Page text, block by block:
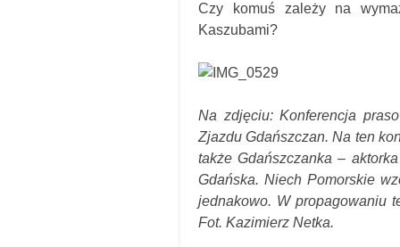
Czy komuś zależy na
Kaszubami?
Na zdjęciu: Konferencja
Zjazdu Gdańszczan. Na ten
także Gdańszczanka –
Gdańska. Niech Pomorskie
jednakowo. W propagowaniu
Fot. Kazimierz Netka.